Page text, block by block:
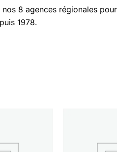
nos 8 agences régionales
1978.